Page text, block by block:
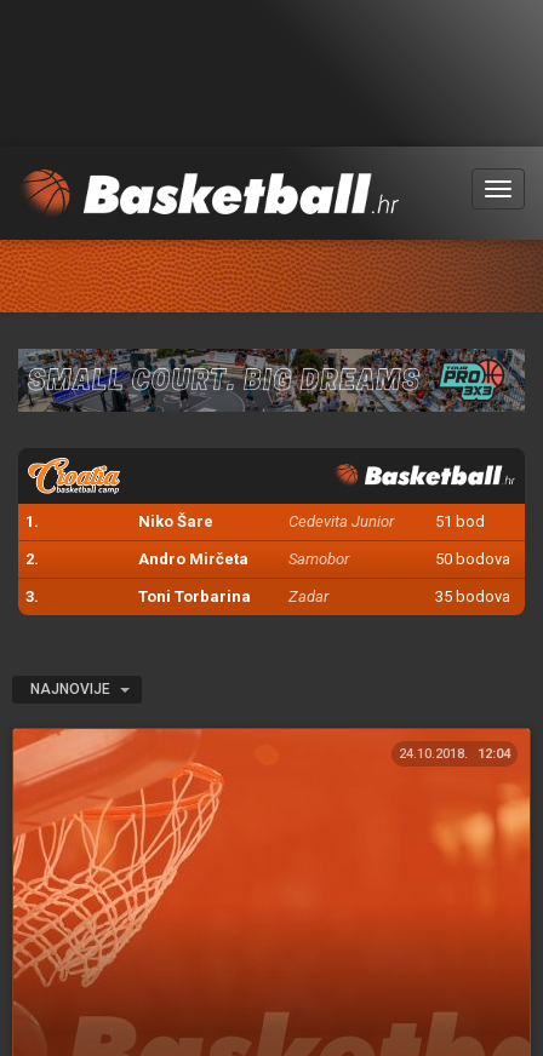
Menu
1. Niko Šare Cedevita Junior 51 bod
2. Andro Mirčeta Samobor 50 bodova
3. Toni Torbarina Zadar 35 bodova
NAJNOVIJE
24.10.2018. 12:04